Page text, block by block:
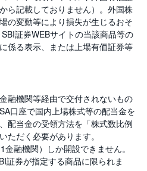
ら記載しておりません）。外国株
の変動等により損失が生じるおそ
証券WEBサイトの当該商品等の
係る表示、または上場有価証券等
融機関等経由で交付されないもの
口座で国内上場株式等の配当金を
配当金の受領方法を「株式数比例
ただく必要があります。
融機関）しか開設できません。
証券が指定する商品に限られま